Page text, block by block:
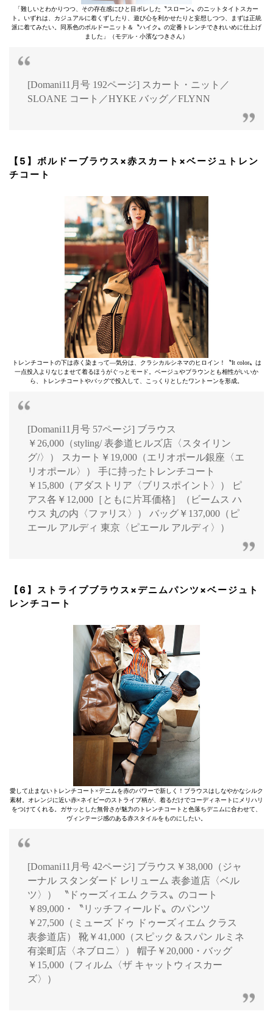
「難しいとわかりつつ、その存在感にひと目ボレした〝スローン〟のニットタイトスカー
ト。いずれは、カジュアルに着くずしたり、遊び心を利かせたりと妄想しつつ、まずは正統
派に着てみたい。同系色のボルドーニット＆〝ハイク〟の定番トレンチできれいめに仕上げ
ました」（モデル・小濱なつきさん）
[Domani11月号 192ページ] スカート・ニット／
SLOANE コート／HYKE バッグ／FLYNN
【5】ボルドーブラウス×赤スカート×ベージュトレン
チコート
トレンチコートの下は赤く染まって―気分は、クラシカルシネマのヒロイン！〝It color〟は
一点投入よりなじませて着るほうがぐっとモード。ベージュやブラウンとも相性がいいか
ら、トレンチコートやバッグで投入して、こっくりとしたワントーンを形成。
[Domani11月号 57ページ] ブラウス
￥26,000（styling/ 表参道ヒルズ店〈スタイリン
グ/〉） スカート￥19,000（エリオポール銀座〈エ
リオポール〉） 手に持ったトレンチコート
￥15,800（アダストリア〈ブリスポイント〉） ピ
アス各￥12,000［ともに片耳価格］（ビームス ハ
ウス 丸の内〈ファリス〉） バッグ￥137,000（ピ
エール アルディ 東京〈ピエール アルディ〉）
【6】ストライプブラウス×デニムパンツ×ベージュト
レンチコート
愛して止まないトレンチコート×デニムを赤のパワーで新しく！ブラウスはしなやかなシルク
素材。オレンジに近い赤×ネイビーのストライプ柄が、着るだけでコーディネートにメリハリ
をつけてくれる。ガサッとした無骨さが魅力のトレンチコートと色落ちデニムに合わせて、
ヴィンテージ感のある赤スタイルをものにしたい。
[Domani11月号 42ページ] ブラウス￥38,000（ジャ
ーナル スタンダード レリューム 表参道店〈ベル
ツ〉） 〝ドゥーズィエム クラス〟のコート
￥89,000・〝リッチフィールド〟のパンツ
￥27,500（ミューズ ドゥ ドゥーズィエム クラス
表参道店） 靴￥41,000（スピック＆スパン ルミネ
有楽町店〈ネブロニ〉） 帽子￥20,000・バッグ
￥15,000（フィルム〈ザ キャットウィスカー
ズ〉）